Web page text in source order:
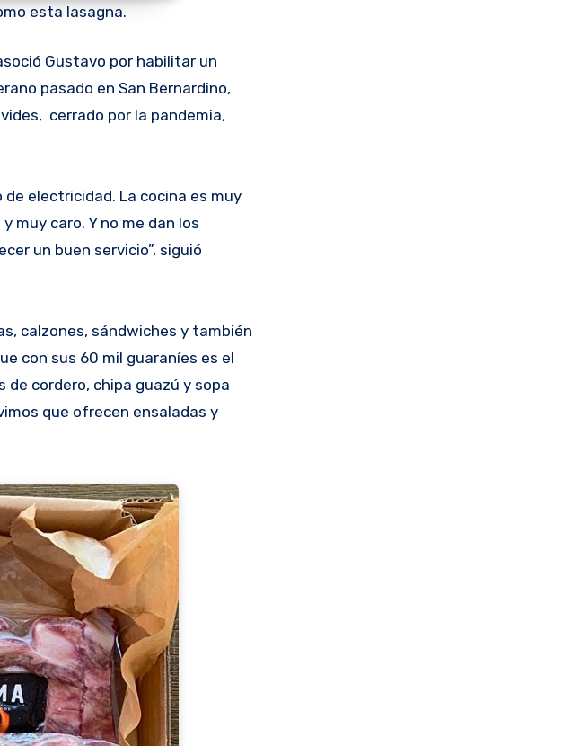
esta lasagna.
Gustavo por habilitar un
pasado en San Bernardino,
cerrado por la pandemia,
electricidad. La cocina es muy
muy caro. Y no me dan los
un buen servicio”, siguió
calzones, sándwiches y también
con sus 60 mil guaraníes es el
cordero, chipa guazú y sopa
que ofrecen ensaladas y